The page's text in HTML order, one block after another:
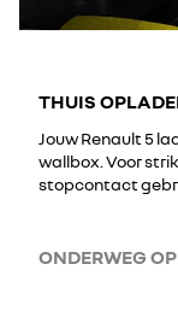
THUIS
Jouw Renault 5
wallbox. Voor
stopcontact
ONDERWEG